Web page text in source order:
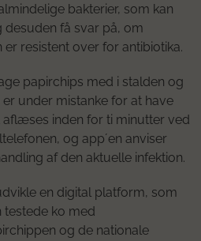
bakterier, som kan
få svar på, om
er resistent over for antibiotika.
papirchips med i stalden og
under mistanke for at have
inden for ti minutter ved
og app´en anviser
af den aktuelle infektion.
en digital platform, som
ko med
og de nationale